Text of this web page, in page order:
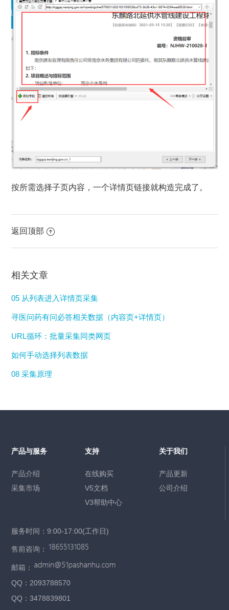
按所需选择子页内容，一个详情页链接就构造完成了。
返回顶部
相关文章
05 从列表进入详情页采集
寻医问药有问必答相关数据（内容页+详情页）
URL循环：批量采集同类网页
如何手动选择列表数据
08 采集原理
产品与服务
产品介绍
采集市场
支持
在线购买
V5文档
V3帮助中心
关于我们
产品更新
公司介绍
服务时间：9:00-17:00(工作日)
售前咨询：
邮箱：
QQ：2093788570
QQ：3478839801